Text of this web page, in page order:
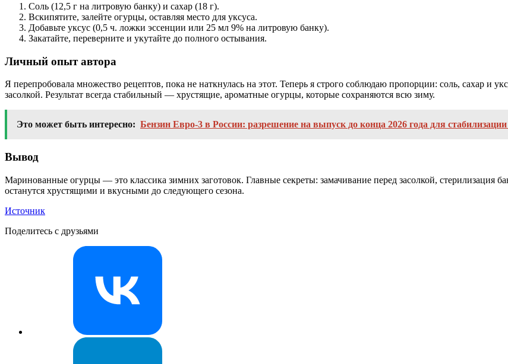
Соль (12,5 г на литровую банку) и сахар (18 г).
Вскипятите, залейте огурцы, оставляя место для уксуса.
Добавьте уксус (0,5 ч. ложки эссенции или 25 мл 9% на литровую банку).
Закатайте, переверните и укутайте до полного остывания.
Личный опыт автора
Я перепробовала множество рецептов, пока не наткнулась на этот. Теперь я строго соблюдаю пропорции: соль, сахар и
засолкой. Результат всегда стабильный — хрустящие, ароматные огурцы, которые сохраняются всю зиму.
Это может быть интересно: Бензин Евро-3 в России: разрешение на выпуск до конца 2026 года для
Вывод
Маринованные огурцы — это классика зимних заготовок. Главные секреты: замачивание перед засолкой, стерилизация
останутся хрустящими и вкусными до следующего сезона.
Источник
Поделитесь с друзьями